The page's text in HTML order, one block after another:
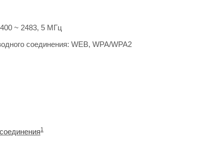
~ 2483, 5 МГц
соединения: WEB, WPA/WPA2
1